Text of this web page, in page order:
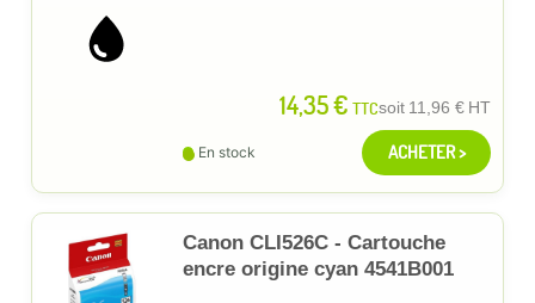
14,35 € TTCsoit 11,96 € HT
En stock ACHETER >
Canon CLI526C - Cartouche
encre origine cyan 4541B001